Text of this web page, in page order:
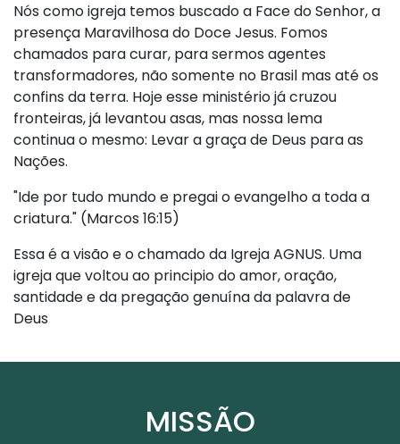
Nós como igreja temos buscado a Face do Senhor, a
presença Maravilhosa do Doce Jesus. Fomos
chamados para curar, para sermos agentes
transformadores, não somente no Brasil mas até os
confins da terra. Hoje esse ministério já cruzou
fronteiras, já levantou asas, mas nossa lema
continua o mesmo: Levar a graça de Deus para as
Nações.
"Ide por tudo mundo e pregai o evangelho a toda a
criatura." (Marcos 16:15)
Essa é a visão e o chamado da Igreja AGNUS. Uma
igreja que voltou ao principio do amor, oração,
santidade e da pregação genuína da palavra de
Deus
MISSÃO